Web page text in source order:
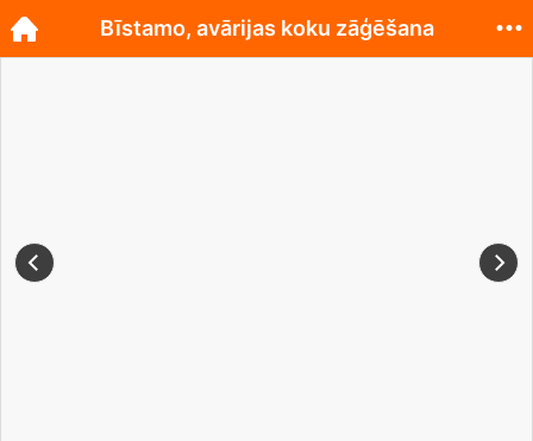
Bīstamo, avārijas koku zāģēšana